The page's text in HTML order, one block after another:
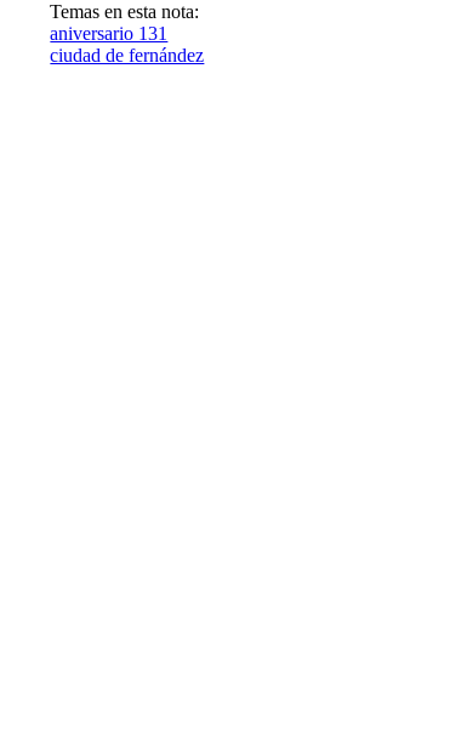
Temas en esta nota:
aniversario 131
ciudad de fernández